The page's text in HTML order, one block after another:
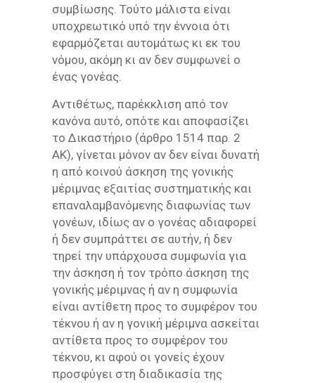
συμβίωσης. Τούτο μάλιστα είναι
υποχρεωτικό υπό την έννοια ότι
εφαρμόζεται αυτομάτως κι εκ του
νόμου, ακόμη κι αν δεν συμφωνεί ο
ένας γονέας.
Αντιθέτως, παρέκκλιση από τον
κανόνα αυτό, οπότε και αποφασίζει
το Δικαστήριο (άρθρο 1514 παρ. 2
ΑΚ), γίνεται μόνον αν δεν είναι δυνατή
η από κοινού άσκηση της γονικής
μέριμνας εξαιτίας συστηματικής και
επαναλαμβανόμενης διαφωνίας των
γονέων, ιδίως αν ο γονέας αδιαφορεί
ή δεν συμπράττει σε αυτήν, ή δεν
τηρεί την υπάρχουσα συμφωνία για
την άσκηση ή τον τρόπο άσκηση της
γονικής μέριμνας ή αν η συμφωνία
είναι αντίθετη προς το συμφέρον του
τέκνου ή αν η γονική μέριμνα ασκείται
αντίθετα προς το συμφέρον του
τέκνου, κι αφού οι γονείς έχουν
προσφύγει στη διαδικασία της